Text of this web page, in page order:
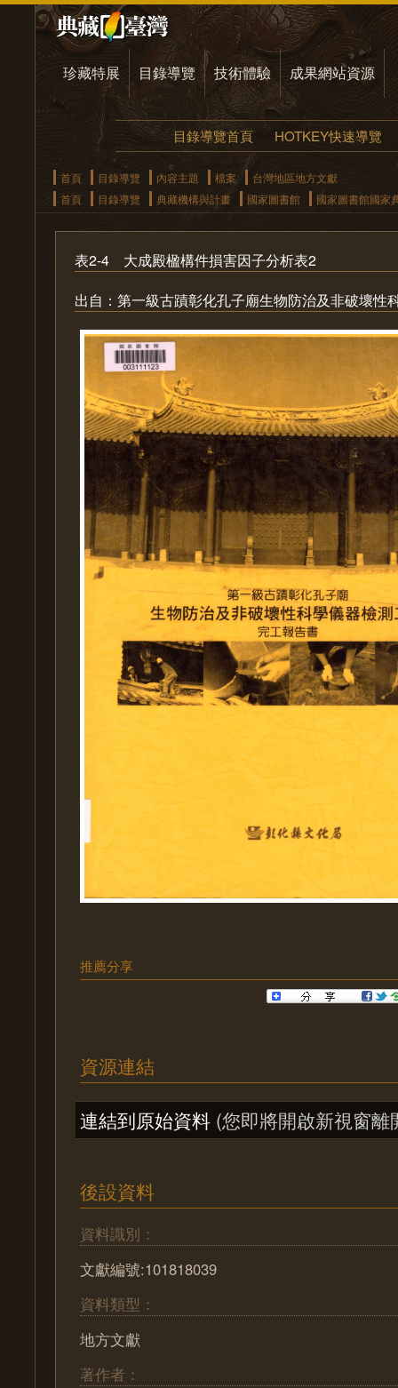
珍藏特展 目錄導覽 技術體驗 成果網站資源
目錄導覽首頁 HOTKEY快速導覽
首頁 目錄導覽 內容主題 檔案
台灣地區地方文獻
首頁
目錄導覽 典藏機構與計畫 國家圖書館 國家圖書館國家
表2-4 大成殿楹構件損害因子分析表2
出自：第一級古蹟彰化孔子廟生物防治及非破壞性
推薦分享
資源連結
連結到原始資料 (您即將開啟新視窗離
後設資料
資料識別：
文獻編號:101818039
資料類型：
地方文獻
著作者：